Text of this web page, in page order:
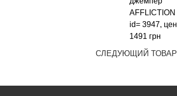
СЛЕДУЮЩИЙ ТОВАР